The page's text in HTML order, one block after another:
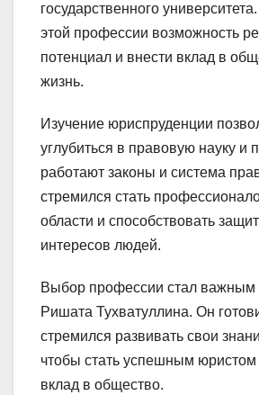
государственного
этой профессии возможность
потенциал и внести вклад в
жизнь.
Изучение юриспруденции
углубиться в правовую науку и
работают законы и система
стремился стать
области и способствовать
интересов людей.
Выбор профессии стал важным
Ришата Тухватуллина. Он
стремился развивать свои
чтобы стать успешным юристом
вклад в общество.